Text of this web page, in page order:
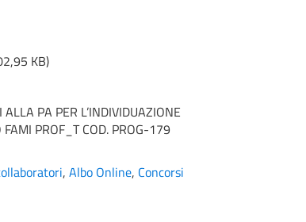
KB)
PA PER L’INDIVIDUAZIONE
FAMI PROF_T COD. PROG-179
, Albo Online, Concorsi